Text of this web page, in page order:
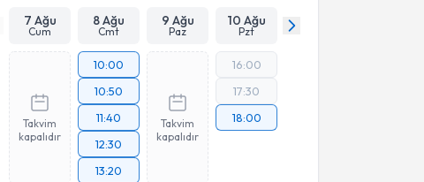
7 Ağu
Cum
8 Ağu
Cmt
9 Ağu
Paz
10 Ağu
Pzt
Takvim
kapalıdır
10:00
10:50
11:40
12:30
13:20
Takvim
kapalıdır
16:00
17:30
18:00